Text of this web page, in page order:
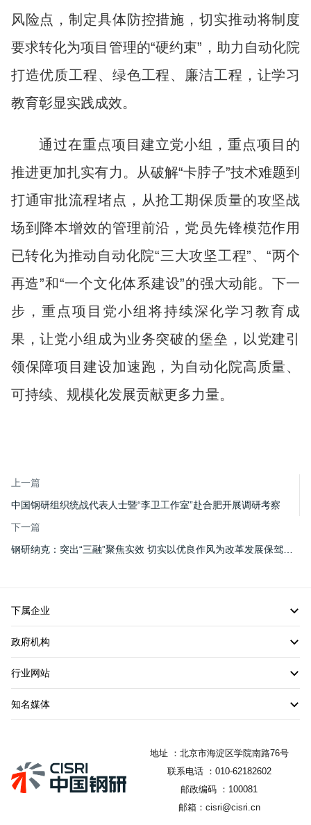
风险点，制定具体防控措施，切实推动将制度
要求转化为项目管理的“硬约束”，助力自动化院
打造优质工程、绿色工程、廉洁工程，让学习
教育彰显实践成效。
通过在重点项目建立党小组，重点项目的
推进更加扎实有力。从破解“卡脖子”技术难题到
打通审批流程堵点，从抢工期保质量的攻坚战
场到降本增效的管理前沿，党员先锋模范作用
已转化为推动自动化院“三大攻坚工程”、“两个
再造”和“一个文化体系建设”的强大动能。下一
步，重点项目党小组将持续深化学习教育成
果，让党小组成为业务突破的堡垒，以党建引
领保障项目建设加速跑，为自动化院高质量、
可持续、规模化发展贡献更多力量。
上一篇
中国钢研组织统战代表人士暨“李卫工作室”赴合肥开展调研考察
下一篇
下属企业
政府机构
行业网站
知名媒体
地址 ：北京市海淀区学院南路76号
联系电话 ：010-62182602
邮政编码 ：100081
邮箱：cisri@cisri.cn